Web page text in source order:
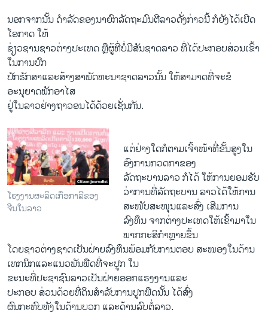
ນອກຈາກນັ້ນ ດໍາລັດຂອງນາຍົກລັດຖະມົນຕີລາວດັ່ງກ່າວນີ້ ກໍຍັງໄດ້ເປີດ
ໂອກາດ ໃຫ້
ຊ່ຽວຊານຊາວຕ່າງປະເທດ ຫຼືຜູ້ທີ່ບໍ່ມີສັນຊາດລາວ ທີ່ໄດ້ປະກອບສ່ວນເຂົ້າ
ໃນການປົກ
ປັກຮັກສາແລະສ້າງສາພັດທະນາຊາດລາວນັ້ນ ໃຫ້ສາມາດທີ່ຈະຂໍ
ອະນຸຍາດພັກອາໄສ
ຢູ່ໃນລາວຢ່າງຖາວອນໄດ້ດ້ວຍເຊັ່ນກັນ.
ໂຮງງານຜະລິດເກືອກາລີຂອງ
ຈີນໃນລາວ
ແຕ່ຢ່າງໃດກໍຕາມເຈົ້າໜ້າທີ່ຂັ້ນສູງໃນ
ອົງການກວດກາຂອງ
ລັດຖະບານລາວ ກໍໄດ້ ໃຫ້ການຍອມຮັບ
ວ່າການທີ່ລັດຖະບານ ລາວໄດ້ໃຫ້ການ
ສະໜັບສະໜຸນແລະສົ່ງ ເສີມການ
ລົງທຶນ ຈາກຕ່າງປະເທດໃຫ້ເຂົ້າມາໃນ
ພາກກະສິກໍາຫຼາຍຂຶ້ນ
ໂດຍຊາວຕ່າງຊາດເປັນຝ່າຍລົງທຶນພ້ອມກັບການຕອບ ສະໜອງໃນດ້ານ
ເທກນິກແລະແນວພັນພືດທີ່ຈະປູກ ໃນ
ຂະນະທີ່ປະຊາຊົນລາວເປັນຝ່າຍອອກແຮງງານແລະ
ປະກອບ ສ່ວນດ້ວຍທີ່ດິນສໍາລັບການປູກພືດນັ້ນ ໄດ້ສົ່ງ
ຜົນກະທົບທັງໃນດ້ານບວກ ແລະດ້ານລົບຕໍ່ລາວ.